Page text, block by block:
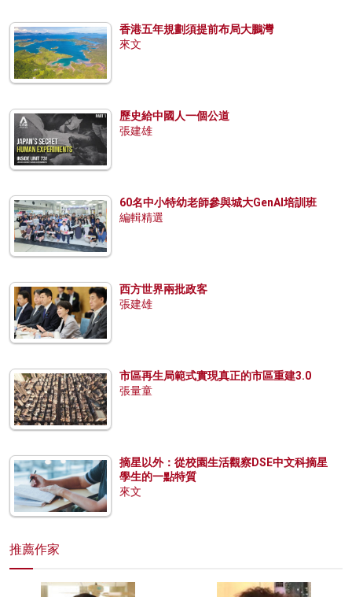
香港五年規劃須提前布局大鵬灣
來文
歷史給中國人一個公道
張建雄
60名中小特幼老師參與城大GenAI培訓班
編輯精選
西方世界兩批政客
張建雄
市區再生局範式實現真正的市區重建3.0
張量童
摘星以外：從校園生活觀察DSE中文科摘星
學生的一點特質
來文
推薦作家